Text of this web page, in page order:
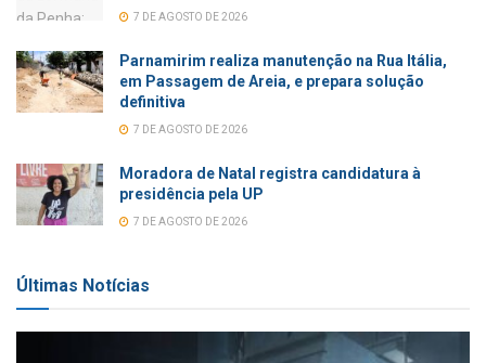
7 DE AGOSTO DE 2026
Parnamirim realiza manutenção na Rua Itália,
em Passagem de Areia, e prepara solução
definitiva
7 DE AGOSTO DE 2026
Moradora de Natal registra candidatura à
presidência pela UP
7 DE AGOSTO DE 2026
Últimas Notícias